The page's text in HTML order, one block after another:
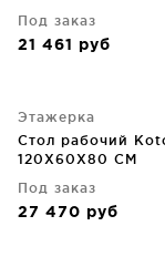
Под заказ
21 461 руб
Этажерка
Стол рабочий
120X60X80 CM
Под заказ
27 470 руб